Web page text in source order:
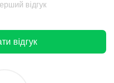
відгук
відгук